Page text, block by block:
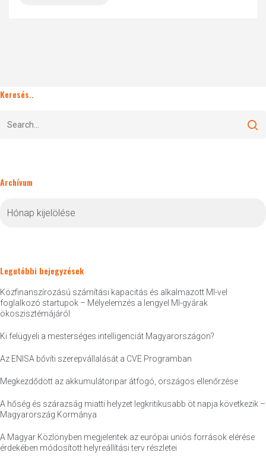
Keresés..
Archívum
Legutóbbi bejegyzések
Közfinanszírozású számítási kapacitás és alkalmazott MI-vel
foglalkozó startupok – Mélyelemzés a lengyel MI-gyárak
ökoszisztémájáról
Ki felügyeli a mesterséges intelligenciát Magyarországon?
Az ENISA bővíti szerepvállalását a CVE Programban
Megkezdődött az akkumulátoripar átfogó, országos ellenőrzése
A hőség és szárazság miatti helyzet legkritikusabb öt napja következik –
Magyarország Kormánya
A Magyar Közlönyben megjelentek az európai uniós források elérése
érdekében módosított helyreállítási terv részletei